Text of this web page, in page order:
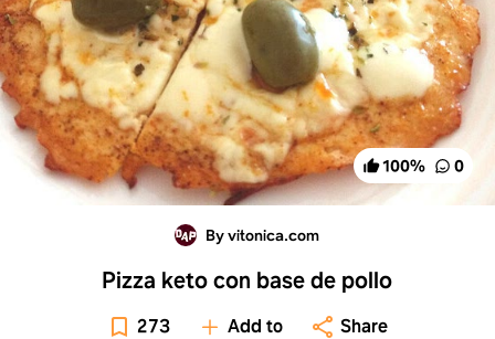
100% 0
By vitonica.com
Pizza keto con base de pollo
273 Add to Share